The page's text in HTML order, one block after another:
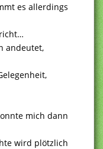
es allerdings
andeutet,
mich dann
wird plötzlich